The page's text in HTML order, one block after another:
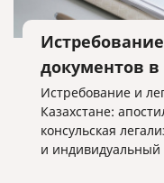
документов в
Истребование и
Казахстане:
консульская
и индивидуальный